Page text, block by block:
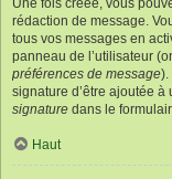
Une fois créée, vous
rédaction de message.
tous vos messages en
panneau de l’utilisateur
préférences de message).
signature d’être ajoutée
signature dans le
Haut